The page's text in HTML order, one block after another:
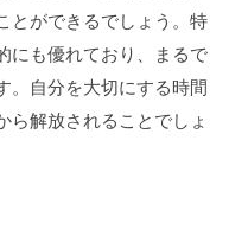
とができるでしょう。特
にも優れており、まるで
。自分を大切にする時間
ら解放されることでしょ